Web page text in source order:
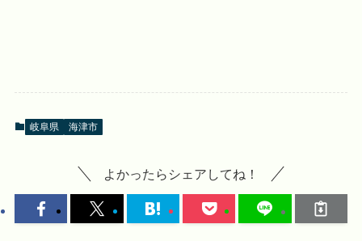
岐阜県 海津市
よかったらシェアしてね！